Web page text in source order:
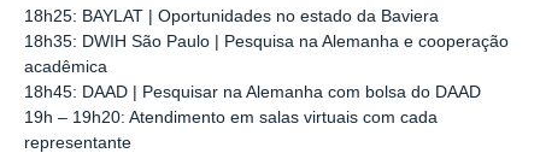
18h25: BAYLAT | Oportunidades no estado da Baviera
18h35: DWIH São Paulo | Pesquisa na Alemanha e cooperação
acadêmica
18h45: DAAD | Pesquisar na Alemanha com bolsa do DAAD
19h – 19h20: Atendimento em salas virtuais com cada
representante